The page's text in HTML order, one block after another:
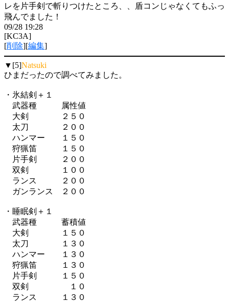
レを片手剣で斬りつけたところ、、盾コンじゃなくてもふっ
飛んでました！
09/28 19:28
[KC3A]
[削除][編集]
▼[5]Natsuki
ひまだったので調べてみました。
・氷結剣＋１
武器種 属性値
大剣 ２５０
太刀 ２００
ハンマー １５０
狩猟笛 １５０
片手剣 ２００
双剣 １００
ランス ２００
ガンランス ２００
・睡眠剣＋１
武器種 蓄積値
大剣 １５０
太刀 １３０
ハンマー １３０
狩猟笛 １３０
片手剣 １５０
双剣 １０
ランス １３０